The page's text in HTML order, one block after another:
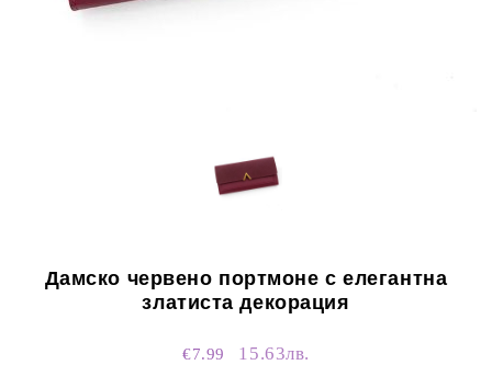
Дамско червено портмоне с елегантна
златиста декорация
€7.99 15.63лв.